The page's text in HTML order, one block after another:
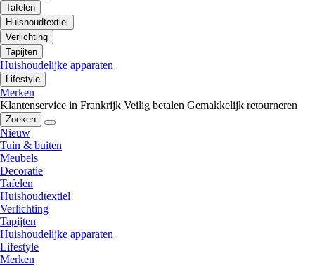
Tafelen
Huishoudtextiel
Verlichting
Tapijten
Huishoudelijke apparaten
Lifestyle
Merken
Klantenservice in Frankrijk Veilig betalen Gemakkelijk retourneren
Zoeken
Nieuw
Tuin & buiten
Meubels
Decoratie
Tafelen
Huishoudtextiel
Verlichting
Tapijten
Huishoudelijke apparaten
Lifestyle
Merken